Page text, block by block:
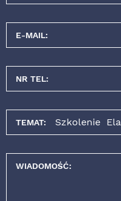
E-MAIL:
NR TEL:
TEMAT:
WIADOMOŚĆ: